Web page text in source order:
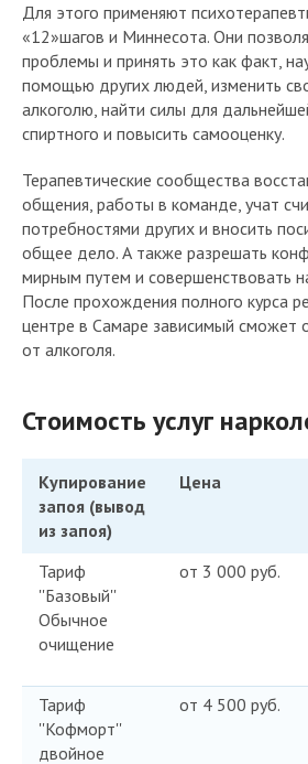
Для этого применяют
«12»шагов и Миннесота. Они
проблемы и принять это как факт,
помощью других людей, изменить
алкоголю, найти силы для
спиртного и повысить самооценку.
Терапевтические сообщества
общения, работы в команде, учат
потребностями других и вносить
общее дело. А также разрешать
мирным путем и совершенствовать
После прохождения полного курса
центре в Самаре зависимый сможет
от алкоголя.
Стоимость услуг
Купирование
запоя (вывод
из запоя)
Цена
Тариф
''Базовый''
Обычное
очищение
от 3 000 руб.
Тариф
''Кофморт''
двойное
от 4 500 руб.